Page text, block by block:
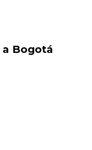
a Bogotá